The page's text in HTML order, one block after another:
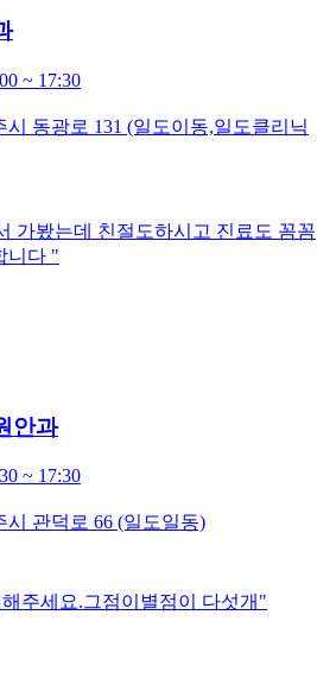
~ 17:30
동광로 131 (일도이동,일도클리닉
가봤는데 친절도하시고 진료도 꼼꼼
니다 "
안과
~ 17:30
관덕로 66 (일도일동)
주세요.그점이별점이 다섯개 "